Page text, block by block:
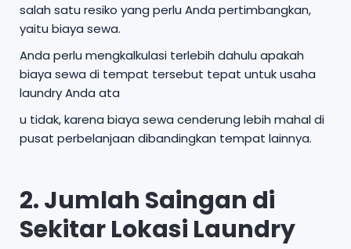
salah satu resiko yang perlu Anda pertimbangkan,
yaitu biaya sewa.
Anda perlu mengkalkulasi terlebih dahulu apakah
biaya sewa di tempat tersebut tepat untuk usaha
laundry Anda ata
u tidak, karena biaya sewa cenderung lebih mahal di
pusat perbelanjaan dibandingkan tempat lainnya.
2. Jumlah Saingan di
Sekitar Lokasi Laundry